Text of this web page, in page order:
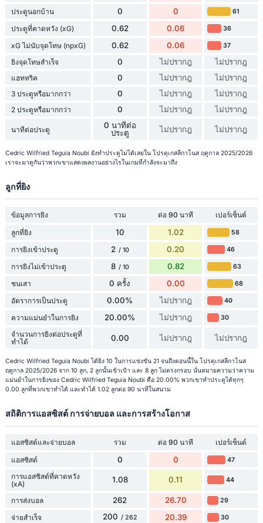
ประตูนอกบ้าน 0 0 61
ประตูที่คาดหวัง (xG) 0.62 0.06 36
xG ไม่นับจุดโทษ (npxG) 0.62 0.06 37
ยิงจุดโทษสำเร็จ 0 ไม่ปรากฎ ไม่ปรากฎ
แฮททริค 0 ไม่ปรากฎ ไม่ปรากฎ
3 ประตูหรือมากกว่า 0 ไม่ปรากฎ ไม่ปรากฎ
2 ประตูหรือมากกว่า 0 ไม่ปรากฎ ไม่ปรากฎ
นาทีต่อประตู
0 นาทีต่อ
ประตู
ไม่ปรากฎ ไม่ปรากฎ
Cedric Wilfried Teguia Noubi ยังทำประตูไม่ได้เลยใน โปรตุเกสลีกาโนส ฤดูกาล 2025/2026
เราจะมาดูกันว่าพวกเขาแสดงผลงานอย่างไรในเกมที่กำลังจะมาถึง
ลูกที่ยิง
ข้อมูลการยิง รวม ต่อ 90 นาที
เปอร์เซ็นต์
ลูกที่ยิง
10 1.02 58
การยิงเข้าประตู 2 / 10 0.20 46
การยิงไม่เข้าประตู 8 / 10 0.82 63
ชนเสา 0 ครั้ง 0.00 68
อัตราการเป็นประตู 0.00% ไม่ปรากฎ 40
ความแม่นยำในการยิง 20.00% ไม่ปรากฎ 30
จำนวนการยิงต่อประตูที่
ทำได้
0.00 ไม่ปรากฎ ไม่ปรากฎ
Cedric Wilfried Teguia Noubi ได้ยิง 10 ในการแข่งขัน 21 จนถึงตอนนี้ใน โปรตุเกสลีกาโนส
ฤดูกาล 2025/2026 จาก 10 ลูก, 2 ลูกนั้นเข้าเป้า และ 8 ลูก ไม่ตรงกรอบ นั่นหมายความว่าความ
แม่นยำในการยิงของ Cedric Wilfried Teguia Noubi คือ 20.00% พวกเขาทำประตูได้ทุกๆ
0.00 ลูกที่พวกเขาทำได้ และทำได้ 1.02 ลูกต่อ 90 นาทีในสนาม
สถิติการแอสซิสต์ การจ่ายบอล และการสร้างโอกาส
แอสซิสต์และจ่ายบอล รวม ต่อ 90 นาที
เปอร์เซ็นต์
แอสซิสต์
0 0 47
การแอสซิสต์ที่คาดหวัง
(xA)
1.08 0.11 44
การส่งบอล 262 26.70 29
จ่ายสำเร็จ 200 / 262 20.39 30